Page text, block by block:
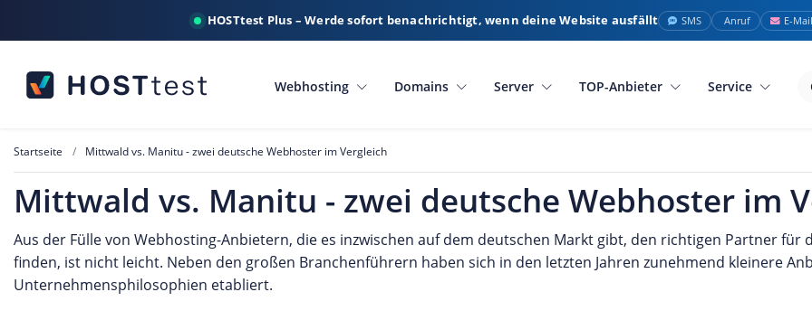
HOSTtest Plus – Werde sofort benachrichtigt, wenn deine Website ausfällt SMS Anruf E-Mail
Webhosting Domains Server TOP-Anbieter Service
Startseite Mittwald vs. Manitu - zwei deutsche Webhoster im Vergleich
Mittwald vs. Manitu - zwei deutsche Webhoster im
Aus der Fülle von Webhosting-Anbietern, die es inzwischen auf dem deutschen Markt gibt, den richtigen Partner für
finden, ist nicht leicht. Neben den großen Branchenführern haben sich in den letzten Jahren zunehmend kleinere
Unternehmensphilosophien etabliert.